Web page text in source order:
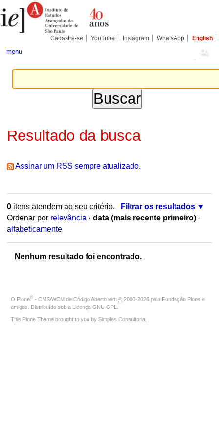
para
conteúdo.
Pessoais
Cadastre-se YouTube Instagram WhatsApp English
menu
Resultado da busca
Assinar um RSS sempre atualizado.
0itens atendem ao seu critério.
Filtrar os resultados
Ordenar por relevância · data (mais recente primeiro) ·
alfabeticamente
Nenhum resultado foi encontrado.
O Plone® - CMS/WCM de Código Aberto tem © 2000-2026 pela Fundação Plone e
amigos. Distribuído sob a Licença GNU GPL
This Plone Theme brought to you by Simples Consultoria